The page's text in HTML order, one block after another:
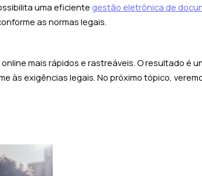
uma eficiente gestão eletrônica de
as normas legais.
mais rápidos e rastreáveis. O resultado é
às exigências legais. No próximo tópico,